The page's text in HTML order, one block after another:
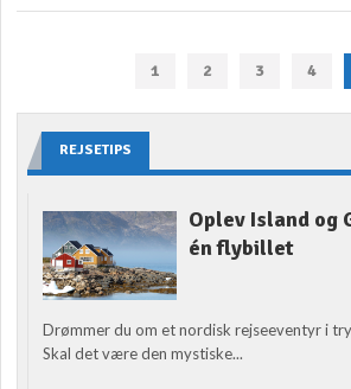
1 2 3 4
REJSETIPS
Oplev Island og
én flybillet
Drømmer du om et nordisk rejseeventyr i
Skal det være den mystiske...